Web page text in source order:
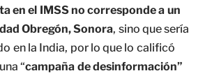
en el IMSS no corresponde a un
Obregón, Sonora, sino que sería
en la India, por lo que lo calificó
“campaña de desinformación”